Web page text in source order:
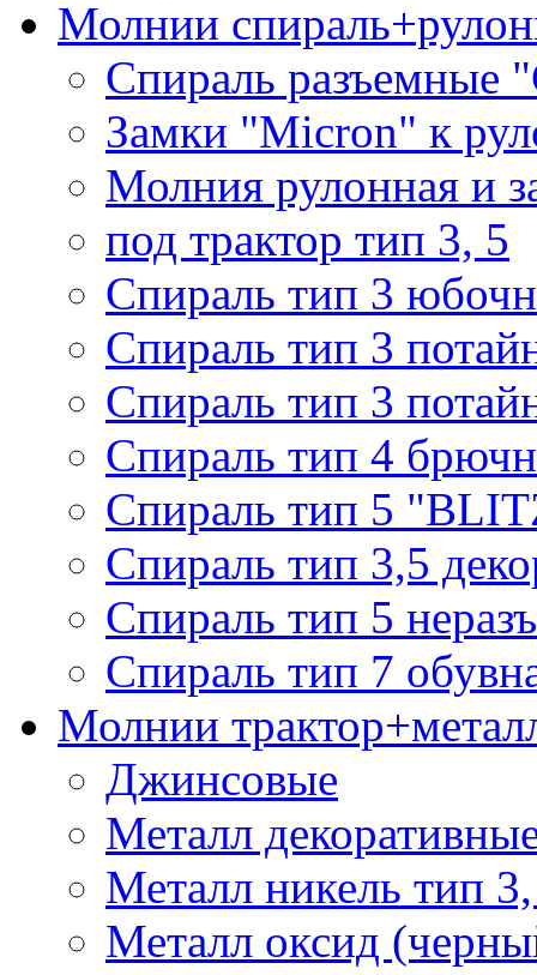
Молнии
Спираль разъемные
Замки "Micron" к
Молния рулонная и
под трактор тип 3, 5
Спираль тип 3
Спираль тип 3
Спираль тип 3
Спираль тип 4
Спираль тип 5
Спираль тип 3,5
Спираль тип 5
Спираль тип 7
Молнии
Джинсовые
Металл
Металл никель тип
Металл оксид